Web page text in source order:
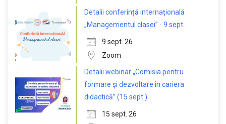
Detalii conferință internațională
„Managementul clasei” - 9 sept.
9 sept. 26
Zoom
Detalii webinar „Comisia pentru
formare și dezvoltare în cariera
didactică” (15 sept.)
15 sept. 26